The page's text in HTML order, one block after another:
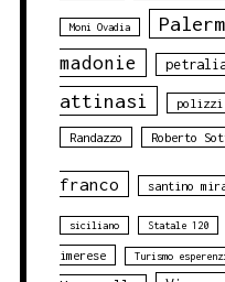
Moni Ovadia
madonie
attinasi
polizzi
Randazzo Roberto
franco santino
siciliano Statale 120
imerese Turismo